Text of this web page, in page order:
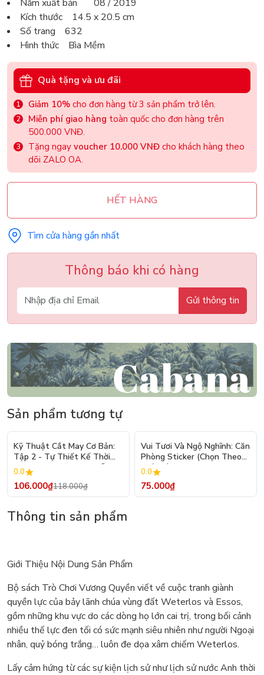
Năm xuất bản 08 / 2019
Kích thước 14.5 x 20.5 cm
Số trang 632
Hình thức Bìa Mềm
Quà tặng và ưu đãi
Giảm 10% cho đơn hàng từ 3 sản phẩm trở lên.
Miễn phí giao hàng toàn quốc cho đơn hàng trên
500.000 VNĐ.
Tặng ngay voucher 10.000 VNĐ cho khách hàng theo
dõi ZALO OA.
HẾT HÀNG
Tìm cửa hàng gần nhất
Thông báo khi có hàng
Gửi thông tin
Sản phẩm tương tự
- 10%
Kỹ Thuật Cắt May Cơ Bản:
Tập 2 - Tự Thiết Kế Thời
Trang Nam Nữ - Tạo Mẫu
Rập - Kỹ Thuật Nhảy Size
0.0
106.000₫118.000₫
Vui Tươi Và Ngộ Nghĩnh: Căn
Phòng Sticker (Chọn Theo
Chủ Đề) - Hơn 250 Sticker
0.0
75.000₫
Thông tin sản phẩm
Giới Thiệu Nội Dung Sản Phẩm
Bộ sách Trò Chơi Vương Quyền viết về cuộc tranh giành
quyền lực của bảy lãnh chúa vùng đất Weterlos và Essos,
gồm những khu vực do các dòng họ lớn cai trị, trong bối cảnh
nhiều thế lực đen tối có sức mạnh siêu nhiên như người Ngoại
nhân, quỷ bóng trắng… luôn đe dọa xâm chiếm Weterlos.
Lấy cảm hứng từ các sự kiện lịch sử như lịch sử nước Anh thời